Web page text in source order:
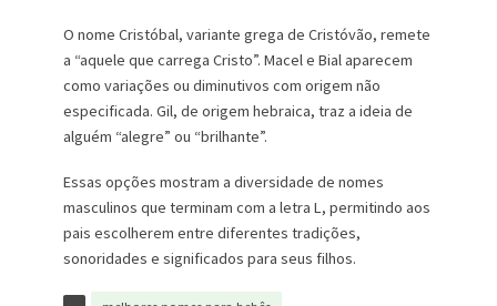
O nome Cristóbal, variante grega de Cristóvão, remete
a “aquele que carrega Cristo”. Macel e Bial aparecem
como variações ou diminutivos com origem não
especificada. Gil, de origem hebraica, traz a ideia de
alguém “alegre” ou “brilhante”.
Essas opções mostram a diversidade de nomes
masculinos que terminam com a letra L, permitindo aos
pais escolherem entre diferentes tradições,
sonoridades e significados para seus filhos.